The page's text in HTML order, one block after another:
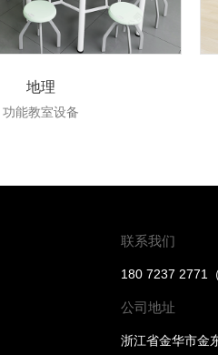
地理
功能教室设备
联系我们
180 7237 2771
公司地址
浙江省金华市金